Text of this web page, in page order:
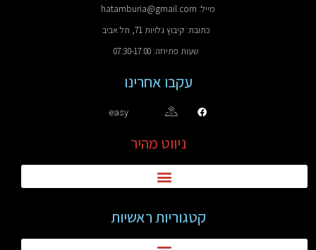
מייל: hatamburia@gmail.com
כתובת: קיבוץ גלויות 71, תל אביב
שעות פתיחה: 07:30-17:00
עקבו אחרינו
easy
ניווט מהיר
קטגוריות ראשיות